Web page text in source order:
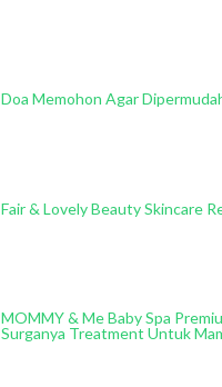
Doa Memohon Agar
Fair & Lovely Beauty Skincare
MOMMY & Me Baby Spa
Surganya Treatment Untuk